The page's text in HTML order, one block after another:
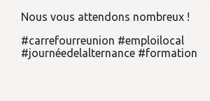
Nous vous attendons nombreux !
#carrefourreunion #emploilocal
#journéedelalternance #formation